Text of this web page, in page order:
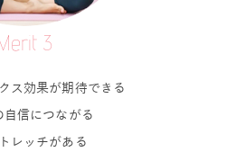
3
ス効果が期待できる
自信につながる
レッチがある